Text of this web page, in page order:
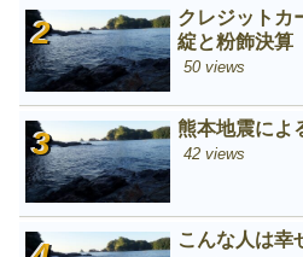
クレジットカ
綻と粉飾決算
50 views
熊本地震によ
42 views
こんな人は幸